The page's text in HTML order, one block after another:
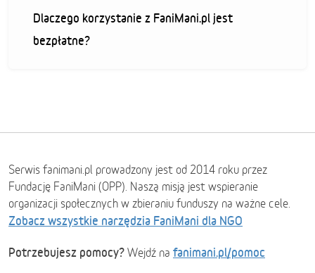
Dlaczego korzystanie z FaniMani.pl jest
bezpłatne?
Serwis fanimani.pl prowadzony jest od 2014 roku przez
Fundację FaniMani (OPP). Naszą misją jest wspieranie
organizacji społecznych w zbieraniu funduszy na ważne cele.
Zobacz wszystkie narzędzia FaniMani dla NGO
Potrzebujesz pomocy? Wejdź na fanimani.pl/pomoc